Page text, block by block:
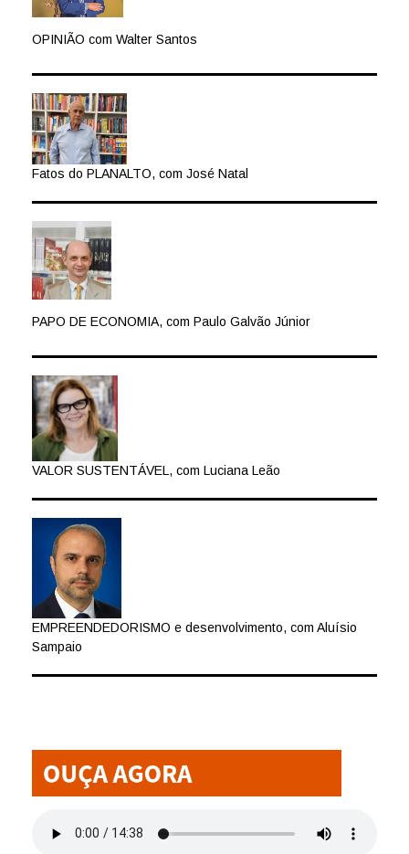
OPINIÃO com Walter Santos
Fatos do PLANALTO, com José Natal
PAPO DE ECONOMIA, com Paulo Galvão Júnior
VALOR SUSTENTÁVEL, com Luciana Leão
EMPREENDEDORISMO e desenvolvimento, com Aluísio
Sampaio